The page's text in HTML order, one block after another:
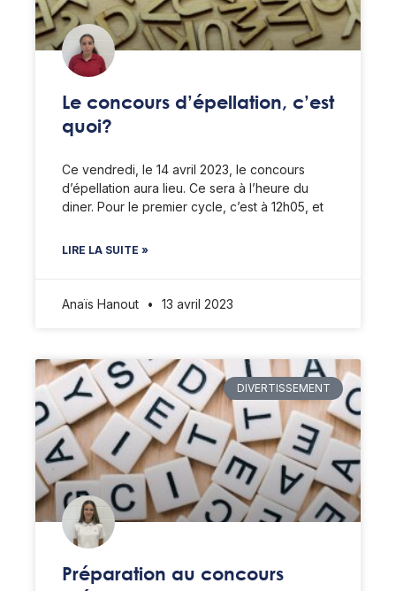
Le concours d’épellation, c’est
quoi?
Ce vendredi, le 14 avril 2023, le concours
d’épellation aura lieu. Ce sera à l’heure du
diner. Pour le premier cycle, c’est à 12h05, et
LIRE LA SUITE »
Anaïs Hanout 13 avril 2023
DIVERTISSEMENT
Préparation au concours